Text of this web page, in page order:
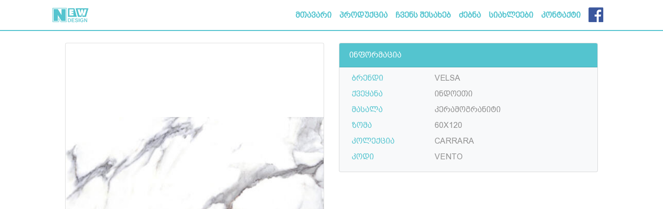
მთავარი პროდუქცია ჩვენს შესახებ ძებნა სიახლეები კონტაქტი
ინფორმაცია
ბრენდი
VELSA
ქვეყანა
ინდოეთი
მასალა
კერამოგრანიტი
ზომა
60X120
კოლექცია
CARRARA
კოდი
VENTO